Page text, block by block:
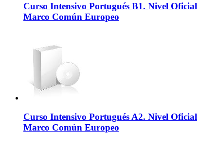
Curso Intensivo Portugués B1. Nivel Oficial
Marco Común Europeo
Curso Intensivo Portugués A2. Nivel Oficial
Marco Común Europeo